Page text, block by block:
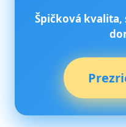
Špičková kvalita,